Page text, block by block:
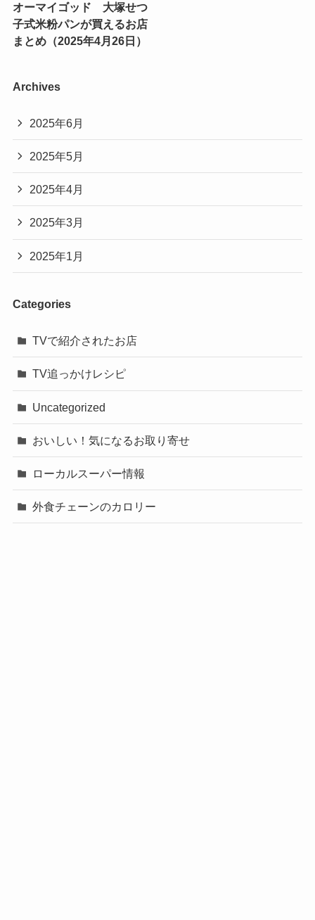
オーマイゴッド 大塚せつ
子式米粉パンが買えるお店
まとめ（2025年4月26日）
Archives
2025年6月
2025年5月
2025年4月
2025年3月
2025年1月
Categories
TVで紹介されたお店
TV追っかけレシピ
Uncategorized
おいしい！気になるお取り寄せ
ローカルスーパー情報
外食チェーンのカロリー